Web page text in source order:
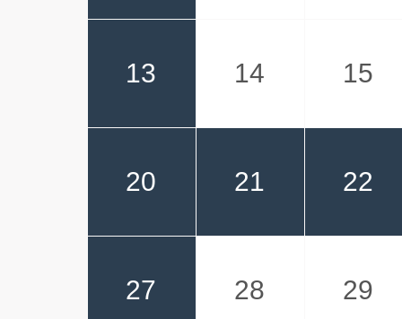
13 14 15
20 21 22
27 28 29